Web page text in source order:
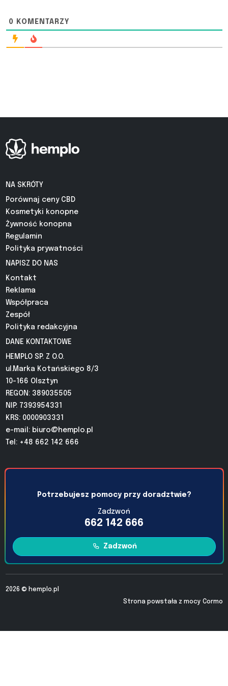
0 KOMENTARZY
NA SKRÓTY
Porównaj ceny CBD
Kosmetyki konopne
Żywność konopna
Regulamin
Polityka prywatności
NAPISZ DO NAS
Kontakt
Reklama
Współpraca
Zespół
Polityka redakcyjna
DANE KONTAKTOWE
HEMPLO SP. Z O.O.
ul.Marka Kotańskiego 8/3
10-166 Olsztyn
REGON: 389035505
NIP: 7393954331
KRS: 0000903331
e-mail: biuro@hemplo.pl
Tel: +48 662 142 666
Potrzebujesz pomocy przy doradztwie?
Zadzwoń
662 142 666
Zadzwoń
2026 © hemplo.pl
Strona powstała z mocy Cormo